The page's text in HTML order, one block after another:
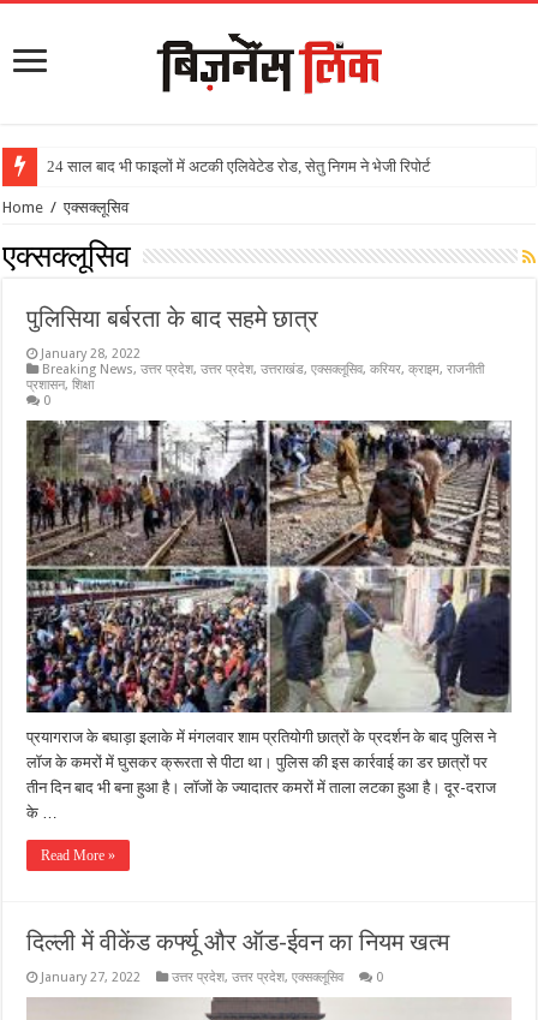
24 साल बाद भी फाइलों में अटकी एलिवेटेड रोड, सेतु निगम ने भेजी रिपोर्ट
Home / एक्सक्लूसिव
एक्सक्लूसिव
पुलिसिया बर्बरता के बाद सहमे छात्र
January 28, 2022
Breaking News,उत्तर प्रदेश,उत्तर प्रदेश,उत्तराखंड,एक्सक्लूसिव,करियर,क्राइम,राजनीती
प्रशासन,शिक्षा
0
प्रयागराज के बघाड़ा इलाके में मंगलवार शाम प्रतियोगी छात्रों के प्रदर्शन के बाद पुलिस ने
लॉज के कमरों में घुसकर क्रूरता से पीटा था। पुलिस की इस कार्रवाई का डर छात्रों पर
तीन दिन बाद भी बना हुआ है। लॉजों के ज्यादातर कमरों में ताला लटका हुआ है। दूर-दराज
के …
Read More »
दिल्ली में वीकेंड कर्फ्यू और ऑड-ईवन का नियम खत्म
January 27, 2022 उत्तर प्रदेश,उत्तर प्रदेश,एक्सक्लूसिव 0